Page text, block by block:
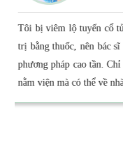
Khác với nhiều cơ sở
1 bác sĩ - 1 bệnh
với bác sĩ những vấn
dẫn làm một số xét
riêng biệt, sạch sẽ.